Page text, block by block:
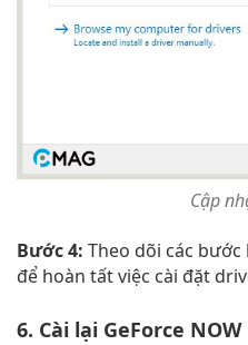
Cập
Bước 4: Theo dõi các
để hoàn tất việc cài đặt
6. Cài lại GeForce NOW